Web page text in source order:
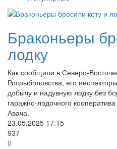
Браконьеры
лодку
Как сообщили в Северо-
Росрыболовства, его
добычу и надувную лодку без
гаражно-лодочного
Авача.
23.05.2025 17:15
937
0